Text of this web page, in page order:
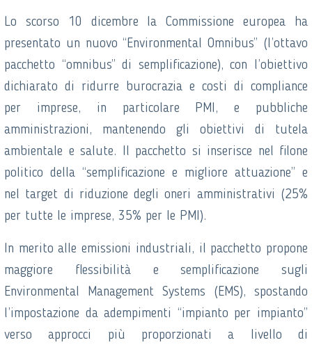
Lo scorso 10 dicembre la Commissione europea ha
presentato un nuovo “Environmental Omnibus” (l’ottavo
pacchetto “omnibus” di semplificazione), con l’obiettivo
dichiarato di ridurre burocrazia e costi di compliance
per imprese, in particolare PMI, e pubbliche
amministrazioni, mantenendo gli obiettivi di tutela
ambientale e salute. Il pacchetto si inserisce nel filone
politico della “semplificazione e migliore attuazione” e
nel target di riduzione degli oneri amministrativi (25%
per tutte le imprese, 35% per le PMI).
In merito alle emissioni industriali, il pacchetto propone
maggiore flessibilità e semplificazione sugli
Environmental Management Systems (EMS), spostando
l’impostazione da adempimenti “impianto per impianto”
verso approcci più proporzionati a livello di